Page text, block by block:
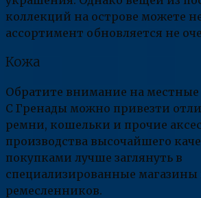
коллекций на острове можете
ассортимент обновляется не
Кожа
Обратите внимание на
С Гренады можно привезти
ремни, кошельки и прочие
производства высочайшего
покупками лучше заглянуть в
специализированные магазины
ремесленников.